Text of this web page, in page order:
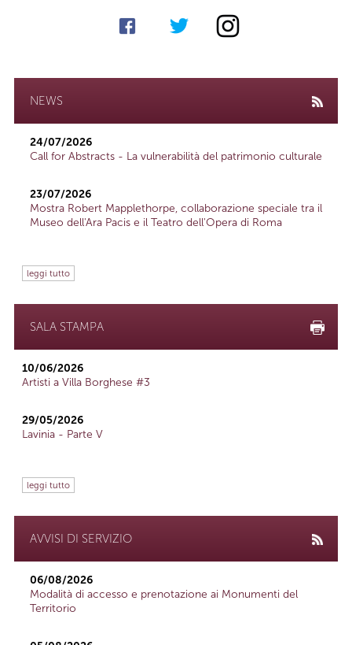
NEWS
24/07/2026
Call for Abstracts - La vulnerabilità del patrimonio culturale
23/07/2026
Mostra Robert Mapplethorpe, collaborazione speciale tra il
Museo dell'Ara Pacis e il Teatro dell'Opera di Roma
leggi tutto
SALA STAMPA
10/06/2026
Artisti a Villa Borghese #3
29/05/2026
Lavinia - Parte V
leggi tutto
AVVISI DI SERVIZIO
06/08/2026
Modalità di accesso e prenotazione ai Monumenti del
Territorio